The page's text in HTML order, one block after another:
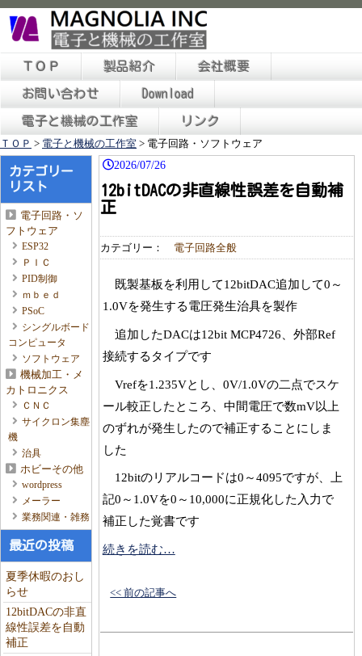
ＴＯＰ 製品紹介 会社概要
お問い合わせ Download
電子と機械の工作室 リンク
ＴＯＰ > 電子と機械の工作室 > 電子回路・ソフトウェア
カテゴリー
リスト
電子回路・ソ
フトウェア
ESP32
ＰＩＣ
PID制御
ｍｂｅｄ
PSoC
シングルボード
コンピュータ
ソフトウェア
機械加工・メ
カトロニクス
ＣＮＣ
サイクロン集塵
機
治具
ホビーその他
wordpress
メーラー
業務関連・雑務
最近の投稿
夏季休暇のおし
らせ
12bitDACの非直
線性誤差を自動
補正
2026/07/26
12bitDACの非直線性誤差を自動補
正
カテゴリー： 電子回路全般
既製基板を利用して12bitDAC追加して0～
1.0Vを発生する電圧発生治具を製作
追加したDACは12bit MCP4726、外部Ref
接続するタイプです
Vrefを1.235Vとし、0V/1.0Vの二点でスケ
ール較正したところ、中間電圧で数mV以上
のずれが発生したので補正することにしま
した
12bitのリアルコードは0～4095ですが、上
記0～1.0Vを0～10,000に正規化した入力で
補正した覚書です
続きを読む…
<< 前の記事へ